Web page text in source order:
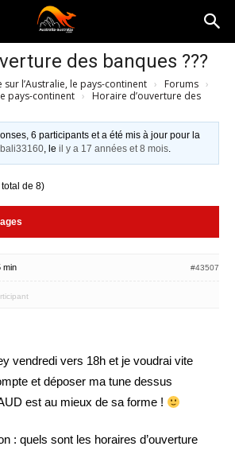
des banques ???
l’Australie, le pays-continent › Forums ›
pays-continent ›
Horaire d’ouverture des
6 participants et a été mis à jour pour la
bali33160, leil y a 17 années et 8 mois.
de 8)
min #43507
vendredi vers 18h et je voudrai vite
et déposer ma tune dessus
est au mieux de sa forme !
: quels sont les horaires d’ouverture